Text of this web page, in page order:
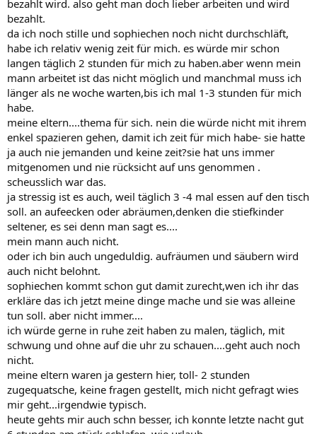
bezahlt wird. also geht man doch lieber arbeiten und wird
bezahlt.
da ich noch stille und sophiechen noch nicht durchschläft,
habe ich relativ wenig zeit für mich. es würde mir schon
langen täglich 2 stunden für mich zu haben.aber wenn mein
mann arbeitet ist das nicht möglich und manchmal muss ich
länger als ne woche warten,bis ich mal 1-3 stunden für mich
habe.
meine eltern....thema für sich. nein die würde nicht mit ihrem
enkel spazieren gehen, damit ich zeit für mich habe- sie hatte
ja auch nie jemanden und keine zeit?sie hat uns immer
mitgenomen und nie rücksicht auf uns genommen .
scheusslich war das.
ja stressig ist es auch, weil täglich 3 -4 mal essen auf den tisch
soll. an aufeecken oder abräumen,denken die stiefkinder
seltener, es sei denn man sagt es....
mein mann auch nicht.
oder ich bin auch ungeduldig. aufräumen und säubern wird
auch nicht belohnt.
sophiechen kommt schon gut damit zurecht,wen ich ihr das
erkläre das ich jetzt meine dinge mache und sie was alleine
tun soll. aber nicht immer....
ich würde gerne in ruhe zeit haben zu malen, täglich, mit
schwung und ohne auf die uhr zu schauen....geht auch noch
nicht.
meine eltern waren ja gestern hier, toll- 2 stunden
zugequatsche, keine fragen gestellt, mich nicht gefragt wies
mir geht...irgendwie typisch.
heute gehts mir auch schn besser, ich konnte letzte nacht gut